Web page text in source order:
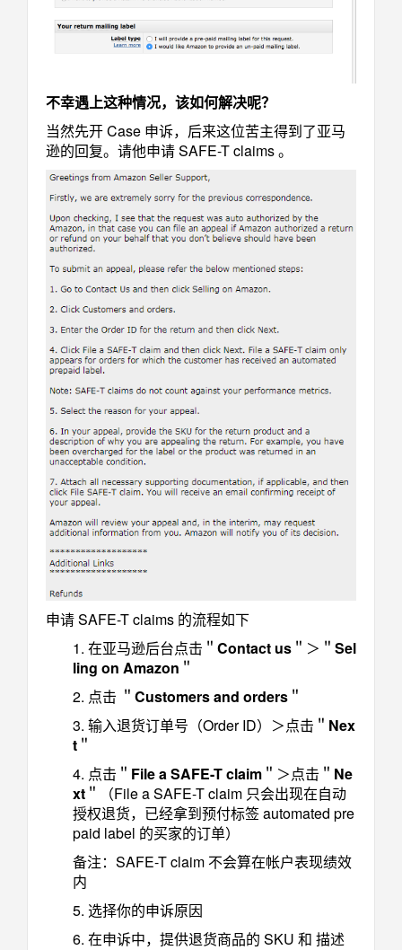
不幸遇上这种情况，该如何解决呢？
当然先开 Case 申诉，后来这位苦主得到了亚马
逊的回复。请他申请 SAFE-T claims 。
申请 SAFE-T claims 的流程如下
1. 在亚马逊后台点击＂ Contact us ＂＞＂ Sel
ling on Amazon ＂
2. 点击 ＂ Customers and orders ＂
3. 输入退货订单号（Order ID）＞点击＂ Nex
t ＂
4. 点击＂ File a SAFE-T claim ＂＞点击＂ Ne
xt ＂（File a SAFE-T claim 只会出现在自动
授权退货，已经拿到预付标签 automated pre
paid label 的买家的订单）
备注：SAFE-T claim 不会算在帐户表现绩效
内
5. 选择你的申诉原因
6. 在申诉中，提供退货商品的 SKU 和 描述